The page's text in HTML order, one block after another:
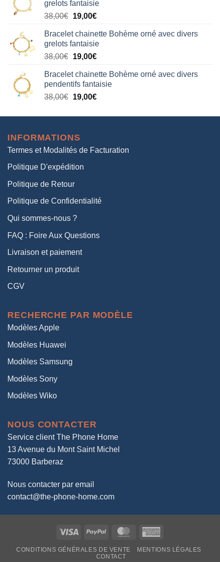
était :
38,00€.
est :
19,00€.
grelots fantaisie
38,00€ Le
initial
était :
38,00€.
19,00€Le
actuel
est :
19,00€.
Bracelet chainette Bohème orné avec divers
grelots fantaisie
38,00€ Le
initial
était :
38,00€.
19,00€Le
actuel
est :
19,00€.
Bracelet chainette Bohème orné avec divers
pendentifs fantaisie
38,00€ Le
initial
38,00€.
19,00€Le
actuel
INFORMATIONS
Termes et Modalités de Facturation
Politique D'expédition
Politique de Retour
Politique de Confidentialité
Qui sommes-nous ?
FAQ : Foire Aux Questions
Livraison et paiement
Retourner un produit
CGV
RECHERCHE PAR MODÈLE
Modèles Apple
Modèles Huawei
Modèles Samsung
Modèles Sony
Modèles Wiko
NOUS CONTACTER
Service client The Phone Home
13 Avenue du Mont Saint Michel
73000 Barberaz
Nous contacter par email
contact@the-phone-home.com
Visa PayPal MasterCard
CONDITIONS GÉNÉRALES DE VENTE
MENTIONS LÉGALES
CONTACT